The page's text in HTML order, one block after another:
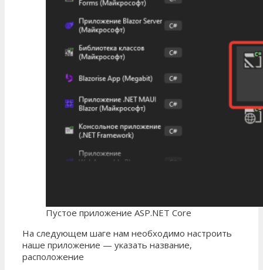
Пустое приложение ASP.NET Core
На следующем шаге нам необходимо настроить
наше приложение — указать название,
расположение